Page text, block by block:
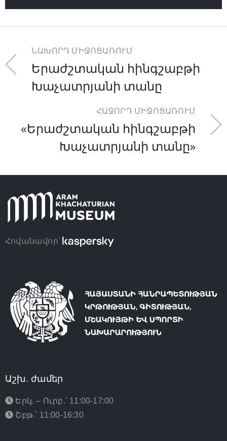
ՆԱԽՈՐԴ ՄԻՋՈՑԱՌՈՒՄ
Երաժշտական հինգշաբթի
Խաչատրյանի տանը
ՀԱՋՈՐԴ ՄԻՋՈՑԱՌՈՒՄ
«Երաժշտական հինգշաբթի
Խաչատրյանի տանը»
Հովանավոր՝
Աշխ. ժամեր
Երկ. – Ուրբ.՝ 11:00-17:00
Շբթ.՝ 11:00-16:30